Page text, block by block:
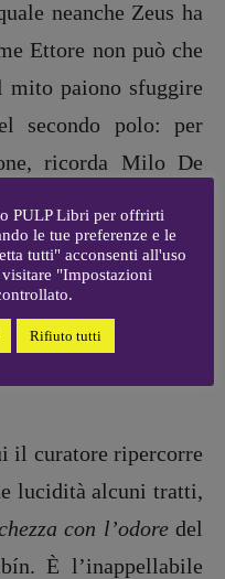
neanche Zeus ha
Ettore non può che
mito paiono sfuggire
secondo polo: per
ricorda Milo De
Moira che recide il
Agamennone e la
immortale del poeta,
il curatore ripercorre
lucidità alcuni tratti,
con l’odoredel
È l’inappellabile
PULP Libri per offrirti
le tue preferenze e le
tutti" acconsenti all'uso
"Impostazioni
Rifiuto tutti